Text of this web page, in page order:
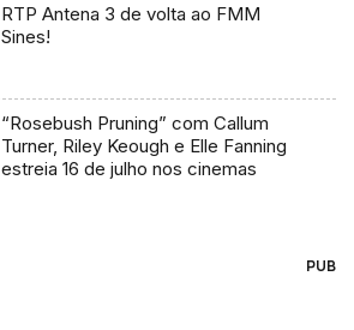
RTP Antena 3 de volta ao FMM
Sines!
“Rosebush Pruning” com Callum
Turner, Riley Keough e Elle Fanning
estreia 16 de julho nos cinemas
PUB